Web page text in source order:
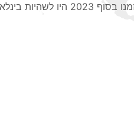
היו לשהיות בינלאומיות.